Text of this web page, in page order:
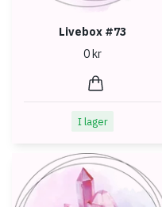
Livebox #73
0 kr
I lager